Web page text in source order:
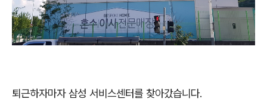
퇴근하자마자 삼성 서비스센터를 찾아갔습니다.